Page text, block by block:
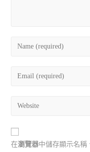
在瀏覽器中儲存顯示名稱